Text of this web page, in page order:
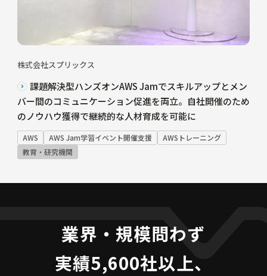
株式会社スプリックス
課題解決型ハンズオンAWS Jamでスキルアップとメン
バー間のコミュニケーション促進を両立。自社開催のため
のノウハウ獲得で継続的な人材育成を可能に
AWS AWS Jam学習イベント開催支援
AWSトレーニング
教育・研究機関
業界・規模問わず
実績5,600社以上、